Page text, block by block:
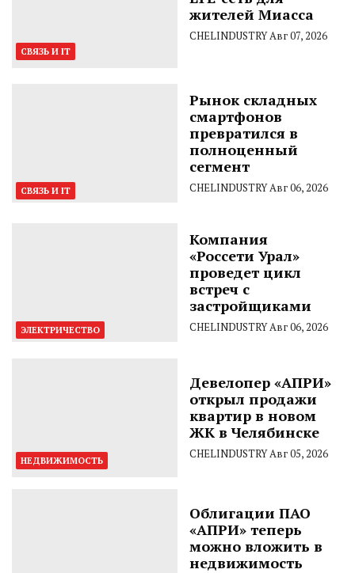
СВЯЗЬ И IT
жителей Миасса
CHELINDUSTRYАвг 07, 2026
СВЯЗЬ И IT
Рынок складных
смартфонов
превратился в
полноценный
сегмент
CHELINDUSTRYАвг 06, 2026
ЭЛЕКТРИЧЕСТВО
Компания
«Россети Урал»
проведет цикл
встреч с
застройщиками
CHELINDUSTRYАвг 06, 2026
НЕДВИЖИМОСТЬ
Девелопер «АПРИ»
открыл продажи
квартир в новом
ЖК в Челябинске
CHELINDUSTRYАвг 05, 2026
Облигации ПАО
«АПРИ» теперь
можно вложить в
недвижимость